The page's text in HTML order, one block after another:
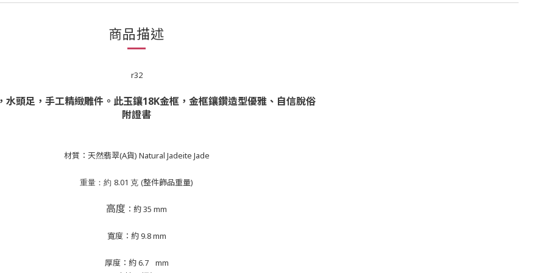
商品描述
r32
水頭足，手工精緻雕件。 此玉鑲18K金框，金框鑲鑽造型優雅、自信脫俗
附證書
材質：天然翡翠(A貨) Natural Jadeite Jade
重量：約 8.01 克 (整件飾品重量)
高度 ：約 35 mm
寬度：約 9.8 mm
厚度：約 6.7
mm